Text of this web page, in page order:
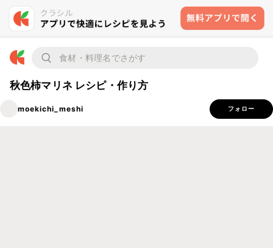
秋色柿マリネ レシピ・作り方
moekichi_meshi フォロー